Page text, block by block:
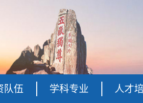
队伍 学科专业 人才